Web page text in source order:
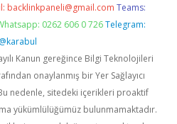
backlinkpaneli@gmail.com Teams:
0262 606 0 726 Telegram:
@karabul
Kanun gereğince Bilgi Teknolojileri
onaylanmış bir Yer Sağlayıcı
nedenle, sitedeki içerikleri proaktif
yükümlülüğümüz bulunmamaktadır.